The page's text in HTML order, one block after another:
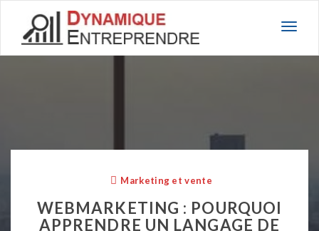
Marketing et vente
WEBMARKETING : POURQUOI
APPRENDRE UN LANGAGE DE